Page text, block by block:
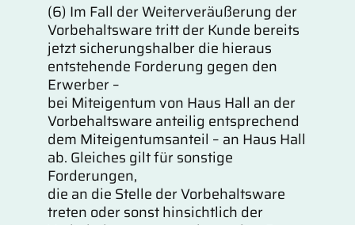
(6) Im Fall der Weiterveräußerung der
Vorbehaltsware tritt der Kunde bereits
jetzt sicherungshalber die hieraus
entstehende Forderung gegen den
Erwerber –
bei Miteigentum von Haus Hall an der
Vorbehaltsware anteilig entsprechend
dem Miteigentumsanteil – an Haus Hall
ab. Gleiches gilt für sonstige
Forderungen,
die an die Stelle der Vorbehaltsware
treten oder sonst hinsichtlich der